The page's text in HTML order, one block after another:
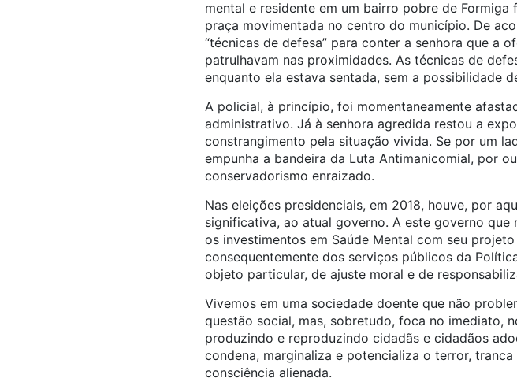
mental e residente em um bairro pobre de
praça movimentada no centro do município. De
“técnicas de defesa” para conter a senhora que a
patrulhavam nas proximidades. As técnicas de
enquanto ela estava sentada, sem a possibilidade
A policial, à princípio, foi momentaneamente
administrativo. Já à senhora agredida restou a
constrangimento pela situação vivida. Se por um
empunha a bandeira da Luta Antimanicomial, por
conservadorismo enraizado.
Nas eleições presidenciais, em 2018, houve, por
significativa, ao atual governo. A este governo que
os investimentos em Saúde Mental com seu
consequentemente dos serviços públicos da
objeto particular, de ajuste moral e de
Vivemos em uma sociedade doente que não
questão social, mas, sobretudo, foca no imediato,
produzindo e reproduzindo cidadãs e cidadãos
condena, marginaliza e potencializa o terror,
consciência alienada.